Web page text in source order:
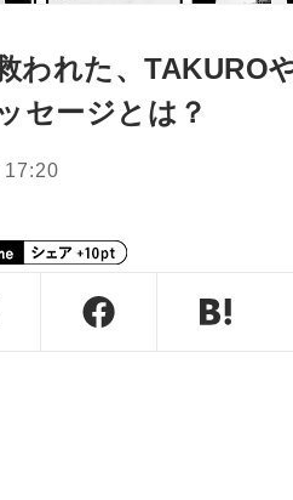
われた、TAKURO
セージとは？
17:20